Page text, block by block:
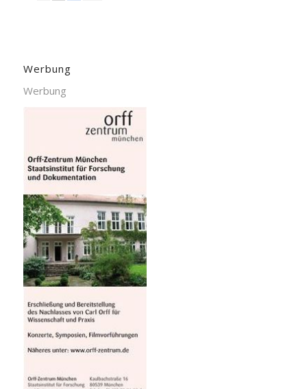
Werbung
Werbung